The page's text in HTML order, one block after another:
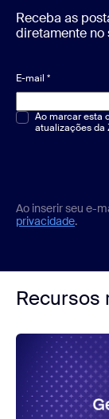
Receba as
diretamente no
E-mail *
Múltipla escolha
Ao marcar esta
atualizações da
Ao inserir seu e-
privacidade.
Recursos